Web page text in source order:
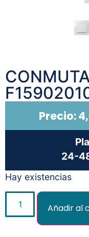
Precio:
24-
Hay existencias
Añadir al